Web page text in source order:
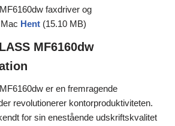
faxdriver og
Hent (15.10 MB)
MF6160dw
er en fremragende
revolutionerer kontorproduktiviteten.
for sin enestående udskriftskvalitet